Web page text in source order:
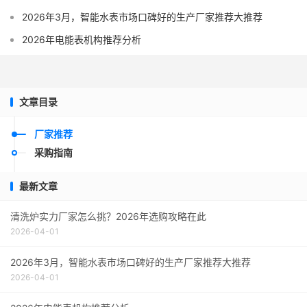
2026年3月，智能水表市场口碑好的生产厂家推荐大推荐
2026年电能表机构推荐分析
文章目录
厂家推荐
采购指南
最新文章
清洗炉实力厂家怎么挑？2026年选购攻略在此
2026-04-01
2026年3月，智能水表市场口碑好的生产厂家推荐大推荐
2026-04-01